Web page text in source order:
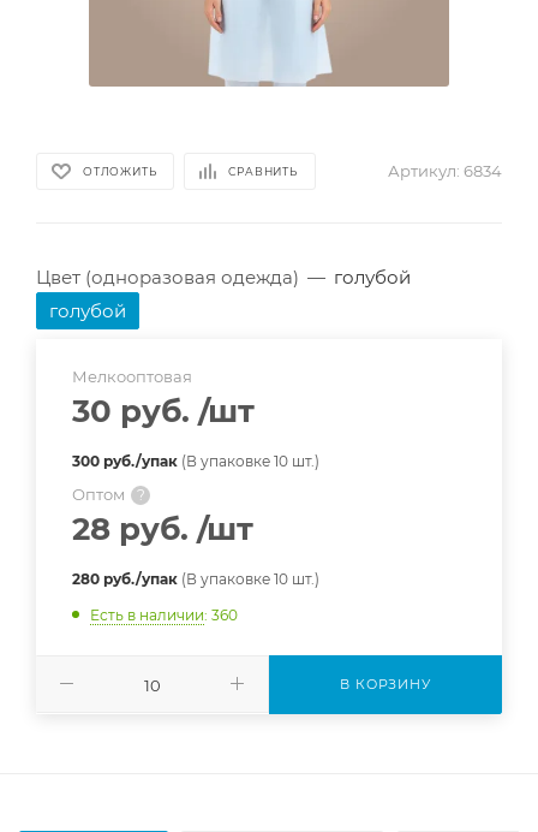
ОТЛОЖИТЬ СРАВНИТЬ Артикул: 6834
Цвет (одноразовая одежда) — голубой
голубой
Мелкооптовая
30 руб. /шт
300 руб./упак (В упаковке 10 шт.)
Оптом ?
28 руб. /шт
280 руб./упак (В упаковке 10 шт.)
Есть в наличии: 360
В КОРЗИНУ